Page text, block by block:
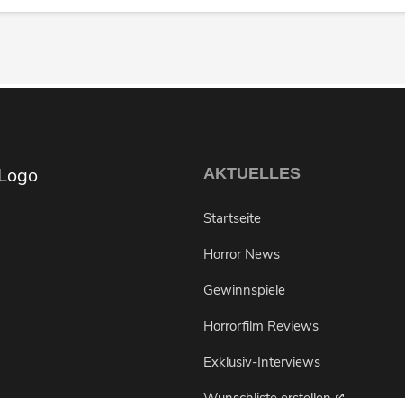
AKTUELLES
Startseite
Horror News
Gewinnspiele
Horrorfilm Reviews
Exklusiv-Interviews